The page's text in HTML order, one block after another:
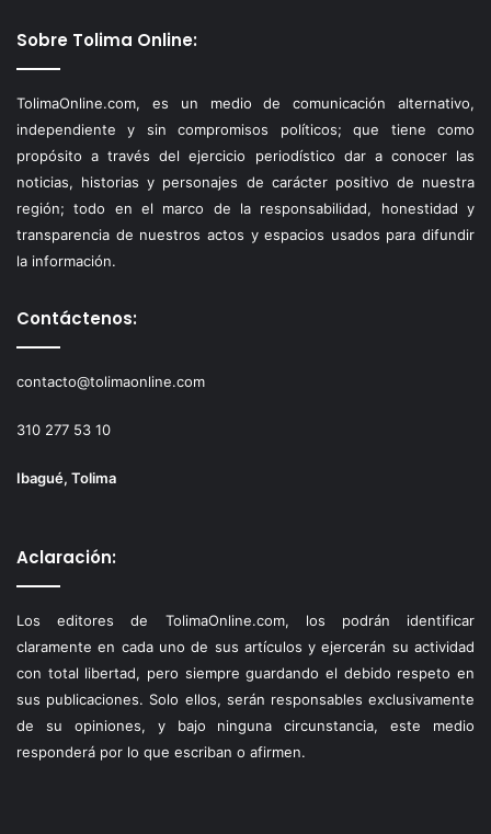
Sobre Tolima Online:
TolimaOnline.com, es un medio de comunicación alternativo,
independiente y sin compromisos políticos; que tiene como
propósito a través del ejercicio periodístico dar a conocer las
noticias, historias y personajes de carácter positivo de nuestra
región; todo en el marco de la responsabilidad, honestidad y
transparencia de nuestros actos y espacios usados para difundir
la información.
Contáctenos:
contacto@tolimaonline.com
310 277 53 10
Ibagué, Tolima
Aclaración:
Los editores de TolimaOnline.com, los podrán identificar
claramente en cada uno de sus artículos y ejercerán su actividad
con total libertad, pero siempre guardando el debido respeto en
sus publicaciones. Solo ellos, serán responsables exclusivamente
de su opiniones, y bajo ninguna circunstancia, este medio
responderá por lo que escriban o afirmen.